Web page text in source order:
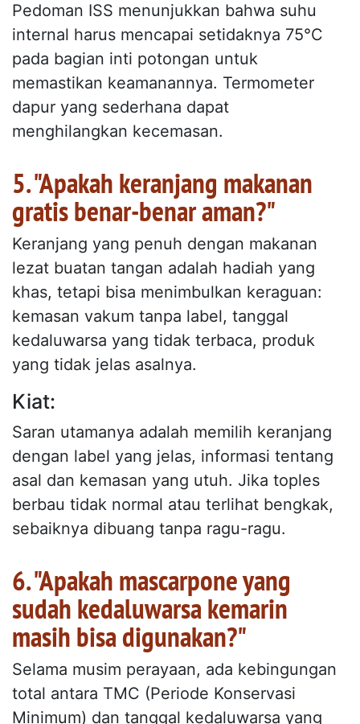
Pedoman ISS menunjukkan bahwa suhu
internal harus mencapai setidaknya 75°C
pada bagian inti potongan untuk
memastikan keamanannya. Termometer
dapur yang sederhana dapat
menghilangkan kecemasan.
5. "Apakah keranjang makanan
gratis benar-benar aman?"
Keranjang yang penuh dengan makanan
lezat buatan tangan adalah hadiah yang
khas, tetapi bisa menimbulkan keraguan:
kemasan vakum tanpa label, tanggal
kedaluwarsa yang tidak terbaca, produk
yang tidak jelas asalnya.
Kiat:
Saran utamanya adalah memilih keranjang
dengan label yang jelas, informasi tentang
asal dan kemasan yang utuh. Jika toples
berbau tidak normal atau terlihat bengkak,
sebaiknya dibuang tanpa ragu-ragu.
6. "Apakah mascarpone yang
sudah kedaluwarsa kemarin
masih bisa digunakan?"
Selama musim perayaan, ada kebingungan
total antara TMC (Periode Konservasi
Minimum) dan tanggal kedaluwarsa yang